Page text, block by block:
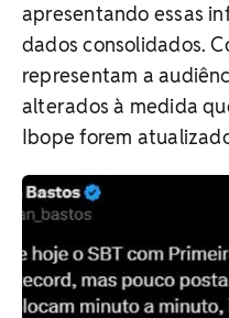
apresentando essas
dados consolidados.
representam a
alterados à medida
Ibope forem